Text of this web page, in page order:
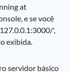
at
e se você
',
exibida.
servidor básico